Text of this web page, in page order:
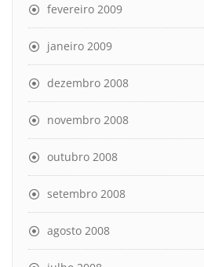
fevereiro 2009
janeiro 2009
dezembro 2008
novembro 2008
outubro 2008
setembro 2008
agosto 2008